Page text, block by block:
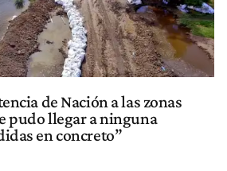
de Nación a las zonas
pudo llegar a ninguna
en concreto”